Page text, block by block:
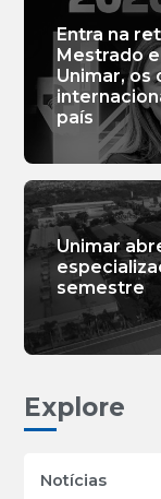
Entra na
Mestrado
Unimar, os
país
Unimar
semestre
Explore
Notícias